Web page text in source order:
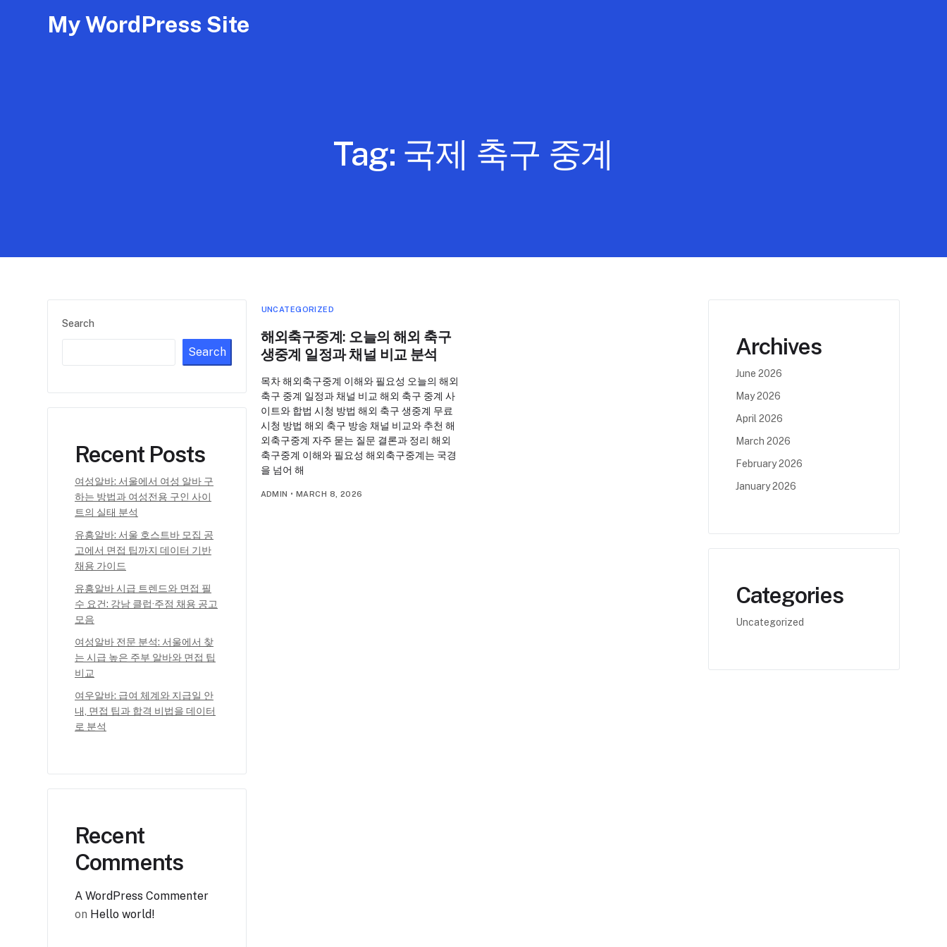
My WordPress Site
Tag: 국제 축구 중계
Search
Search
Recent Posts
여성알바: 서울에서 여성 알바 구
하는 방법과 여성전용 구인 사이
트의 실태 분석
유흥알바: 서울 호스트바 모집 공
고에서 면접 팁까지 데이터 기반
채용 가이드
유흥알바 시급 트렌드와 면접 필
수 요건: 강남 클럽·주점 채용 공고
모음
여성알바 전문 분석: 서울에서 찾
는 시급 높은 주부 알바와 면접 팁
비교
여우알바: 급여 체계와 지급일 안
내, 면접 팁과 합격 비법을 데이터
로 분석
Recent
Comments
A WordPress Commenter
on Hello world!
UNCATEGORIZED
해외축구중계: 오늘의 해외 축구
생중계 일정과 채널 비교 분석
목차 해외축구중계 이해와 필요성 오늘의 해외
축구 중계 일정과 채널 비교 해외 축구 중계 사
이트와 합법 시청 방법 해외 축구 생중계 무료
시청 방법 해외 축구 방송 채널 비교와 추천 해
외축구중계 자주 묻는 질문 결론과 정리 해외
축구중계 이해와 필요성 해외축구중계는 국경
을 넘어 해
ADMIN • MARCH 8, 2026
Archives
June 2026
May 2026
April 2026
March 2026
February 2026
January 2026
Categories
Uncategorized